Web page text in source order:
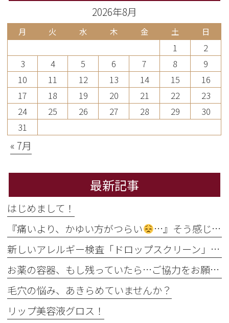
2026年8月
月 火 水 木 金 土 日
1
2
3
4 5 6 7 8
9
10
11 12 13 14 15
16
17
18 19 20 21 22
23
24
25 26 27 28 29
30
31
« 7月
最新記事
はじめまして！
『痛いより、かゆい方がつらい
…』そう感じるのには理由があります
新しいアレルギー検査「ドロップスクリーン」を導入しました！
お薬の容器、もし残っていたら…ご協力をお願いします
毛穴の悩み、あきらめていませんか？
リップ美容液グロス！